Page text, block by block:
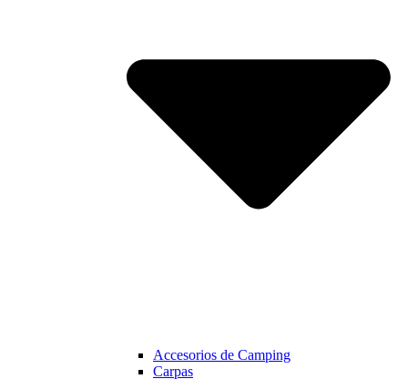
Accesorios de Camping
Carpas